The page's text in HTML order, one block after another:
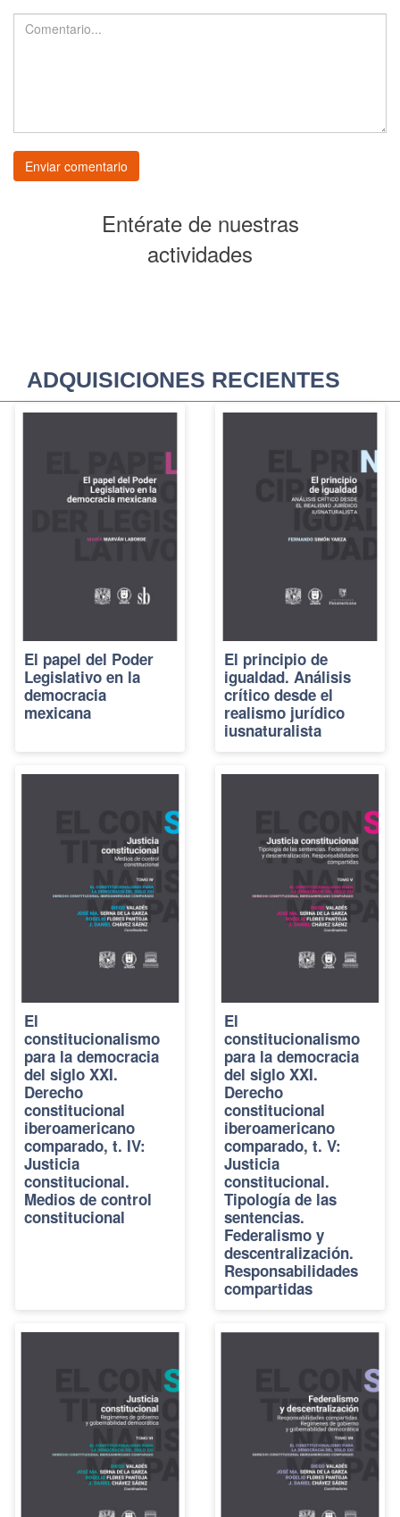
Entérate de nuestras
actividades
ADQUISICIONES RECIENTES
El papel del Poder
Legislativo en la
democracia
mexicana
El principio de
igualdad. Análisis
crítico desde el
realismo jurídico
iusnaturalista
El
constitucionalismo
para la democracia
del siglo XXI.
Derecho
constitucional
iberoamericano
comparado, t. IV:
Justicia
constitucional.
Medios de control
constitucional
El
constitucionalismo
para la democracia
del siglo XXI.
Derecho
constitucional
iberoamericano
comparado, t. V:
Justicia
constitucional.
Tipología de las
sentencias.
Federalismo y
descentralización.
Responsabilidades
compartidas